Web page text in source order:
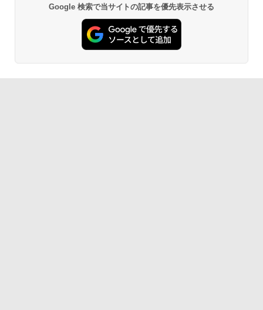
Google 検索で当サイトの記事を優先表示させる